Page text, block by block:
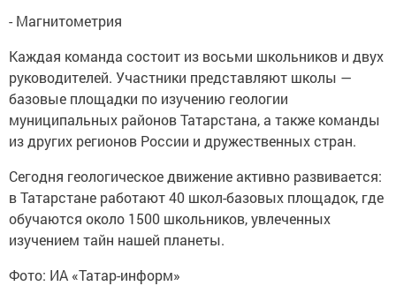
- Магнитометрия
Каждая команда состоит из восьми школьников и двух
руководителей. Участники представляют школы —
базовые площадки по изучению геологии
муниципальных районов Татарстана, а также команды
из других регионов России и дружественных стран.
Сегодня геологическое движение активно развивается:
в Татарстане работают 40 школ-базовых площадок, где
обучаются около 1500 школьников, увлеченных
изучением тайн нашей планеты.
Фото: ИА «Татар-информ»